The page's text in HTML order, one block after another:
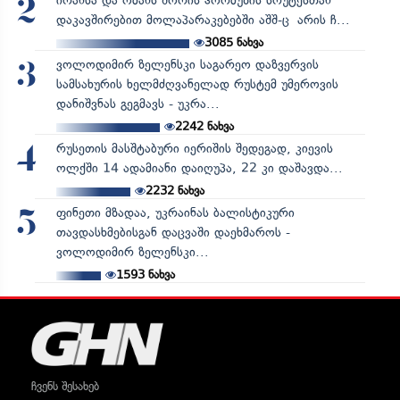
2
დაკავშირებით მოლაპარაკებებში აშშ-ც არის ჩ...
3085ნახვა
3
ვოლოდიმირ ზელენსკი საგარეო დაზვერვის
სამსახურის ხელმძღვანელად რუსტემ უმეროვის
დანიშვნას გეგმავს - უკრა...
2242ნახვა
4
რუსეთის მასშტაბური იერიშის შედეგად, კიევის
ოლქში 14 ადამიანი დაიღუპა, 22 კი დაშავდა...
2232ნახვა
5
ფინეთი მზადაა, უკრაინას ბალისტიკური
თავდასხმებისგან დაცვაში დაეხმაროს -
ვოლოდიმირ ზელენსკი...
1593ნახვა
ჩვენს შესახებ